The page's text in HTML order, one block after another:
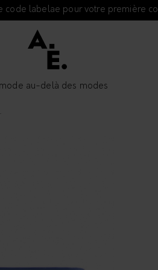
code labelae pour votre première
mode au-delà des modes